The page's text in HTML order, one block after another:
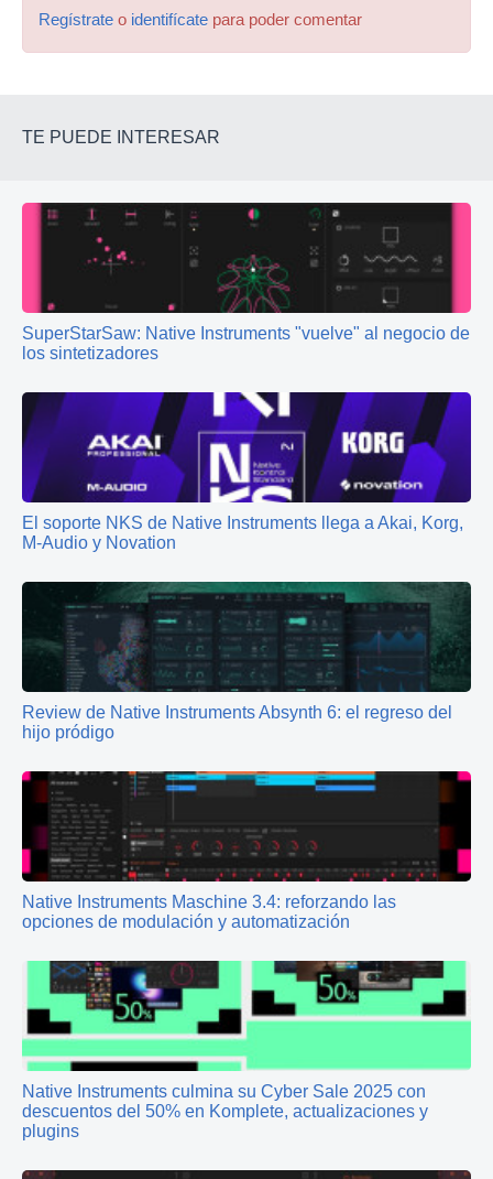
Regístrate o identifícate para poder comentar
TE PUEDE INTERESAR
SuperStarSaw: Native Instruments "vuelve" al negocio de
los sintetizadores
El soporte NKS de Native Instruments llega a Akai, Korg,
M-Audio y Novation
Review de Native Instruments Absynth 6: el regreso del
hijo pródigo
Native Instruments Maschine 3.4: reforzando las
opciones de modulación y automatización
Native Instruments culmina su Cyber Sale 2025 con
descuentos del 50% en Komplete, actualizaciones y
plugins